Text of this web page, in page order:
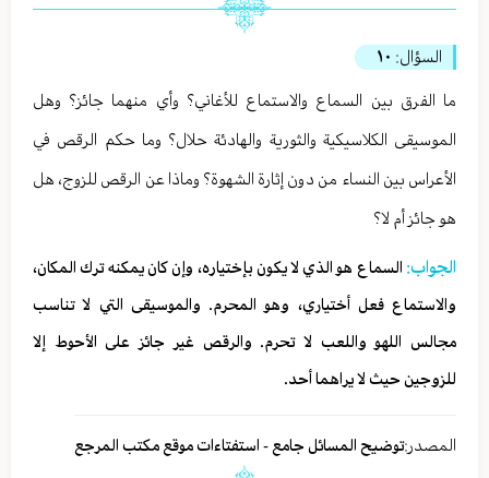
السؤال: ١٠
ما الفرق بين السماع والاستماع للأغاني؟ وأي منهما جائز؟ وهل
الموسيقى الكلاسيكية والثورية والهادئة حلال؟ وما حكم الرقص في
الأعراس بين النساء من دون إثارة الشهوة؟ وماذا عن الرقص للزوج، هل
هو جائز أم لا؟
الجواب: السماع هو الذي لا يكون بإختياره، وإن كان يمكنه ترك المكان،
والاستماع فعل أختياري، وهو المحرم. والموسيقى التي لا تناسب
مجالس اللهو واللعب لا تحرم. والرقص غير جائز على الأحوط إلا
للزوجين حيث لا يراهما أحد.
المصدر:توضيح المسائل جامع - استفتاءات موقع مكتب المرجع